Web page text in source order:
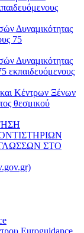
Δυναμικότητας
75
Δυναμικότητας
εκπαιδευόμενους
και Κέντρων Ξένων
θεσμικού
ΣΤΟ
Euroguidance